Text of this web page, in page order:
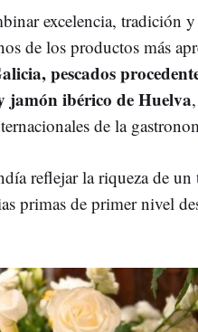
excelencia, tradición
de los productos más
pescados
ibérico de Huelva
de la
reflejar la riqueza de
primas de primer nivel